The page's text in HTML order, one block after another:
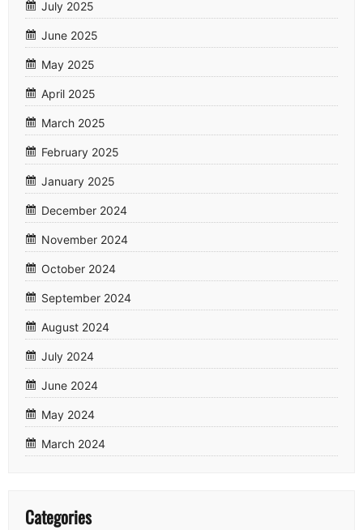
July 2025
June 2025
May 2025
April 2025
March 2025
February 2025
January 2025
December 2024
November 2024
October 2024
September 2024
August 2024
July 2024
June 2024
May 2024
March 2024
Categories